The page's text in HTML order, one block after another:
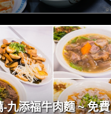
九添福牛肉麵 ~ 免費